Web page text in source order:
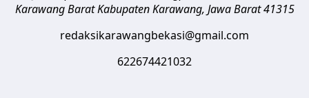
Karawang Barat Kabupaten Karawang, Jawa Barat 41315
redaksikarawangbekasi@gmail.com
622674421032